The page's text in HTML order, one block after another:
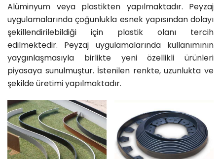
Alüminyum veya plastikten yapılmaktadır. Peyzaj
uygulamalarında çoğunlukla esnek yapısından dolayı
şekillendirilebildiği için plastik olanı tercih
edilmektedir. Peyzaj uygulamalarında kullanımının
yaygınlaşmasıyla birlikte yeni özellikli ürünleri
piyasaya sunulmuştur. İstenilen renkte, uzunlukta ve
şekilde üretimi yapılmaktadır.